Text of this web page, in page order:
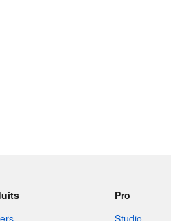
Pro
Studio